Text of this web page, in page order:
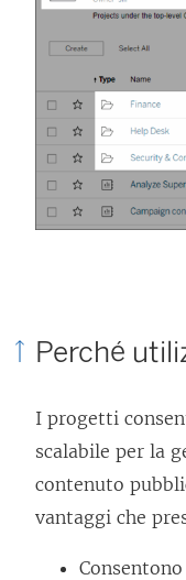
Perché
I progetti
scalabile per la
contenuto
vantaggi che